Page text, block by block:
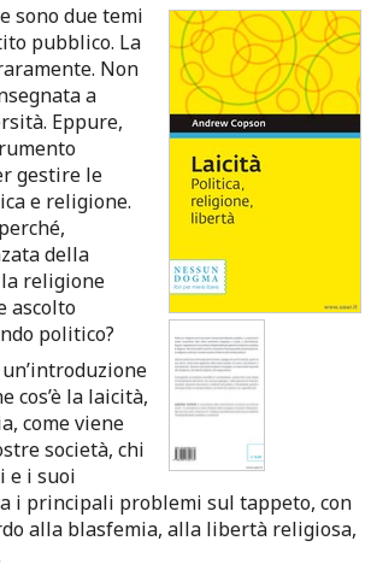
sono due temi
pubblico. La
Non
a
Eppure,
gestire le
e religione.
della
religione
ascolto
politico?
cos’è la laicità,
come viene
società, chi
e i suoi
i principali problemi sul tappeto, con
alla blasfemia, alla libertà religiosa,